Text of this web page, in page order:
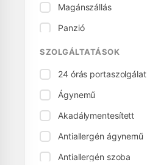
Magánszállás
Panzió
Vendégház
SZOLGÁLTATÁSOK
24 órás portaszolgálat
Ágynemű
Akadálymentesített
Antiallergén ágynemű
Antiallergén szoba